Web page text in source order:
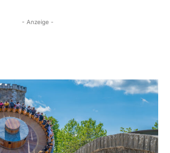
- Anzeige -